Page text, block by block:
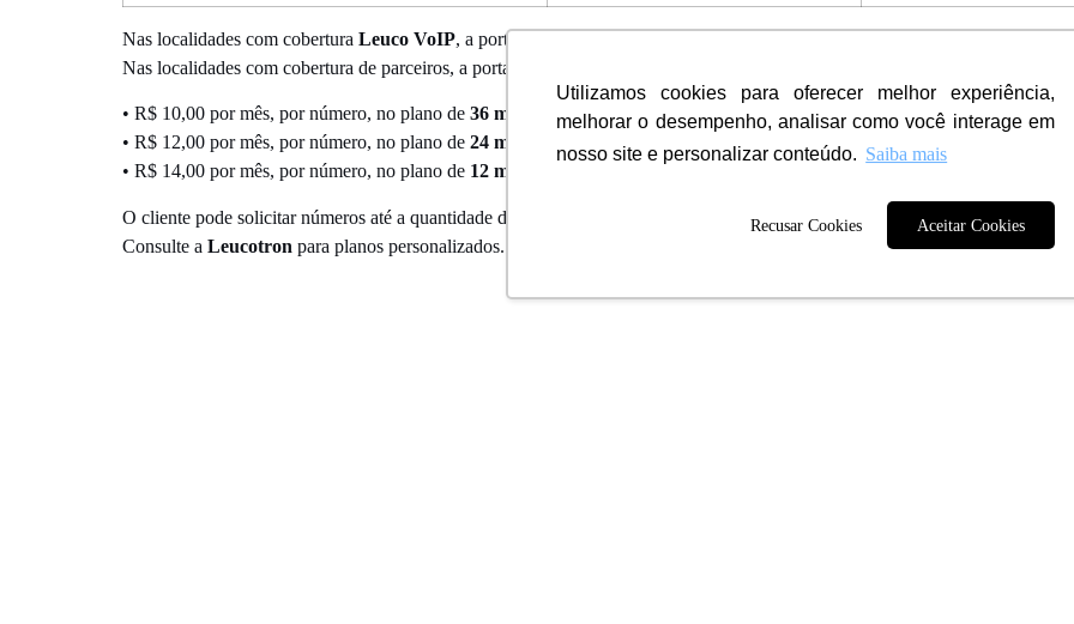
Utilizamos cookies para oferecer melhor experiência,
melhorar o desempenho, analisar como você interage em
nosso site e personalizar conteúdo. Saiba mais
Recusar Cookies Aceitar Cookies
Nas localidades com cobertura Leuco VoIP, a portabilidade ou um novo número é
Nas localidades com cobertura de parceiros, a portabilidade ou novo número tem um
• R$ 10,00 por mês, por número, no plano de 36 meses
• R$ 12,00 por mês, por número, no plano de 24 meses
• R$ 14,00 por mês, por número, no plano de 12 meses
O cliente pode solicitar números até a quantidade de canais contratado.
Consulte a Leucotron para planos personalizados.